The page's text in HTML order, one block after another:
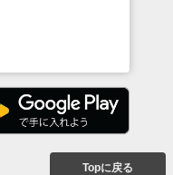
Topに戻る